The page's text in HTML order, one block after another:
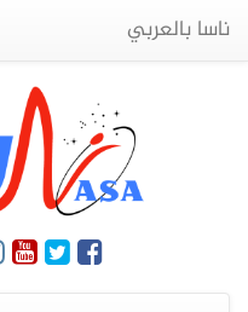
ناسا بالعربي